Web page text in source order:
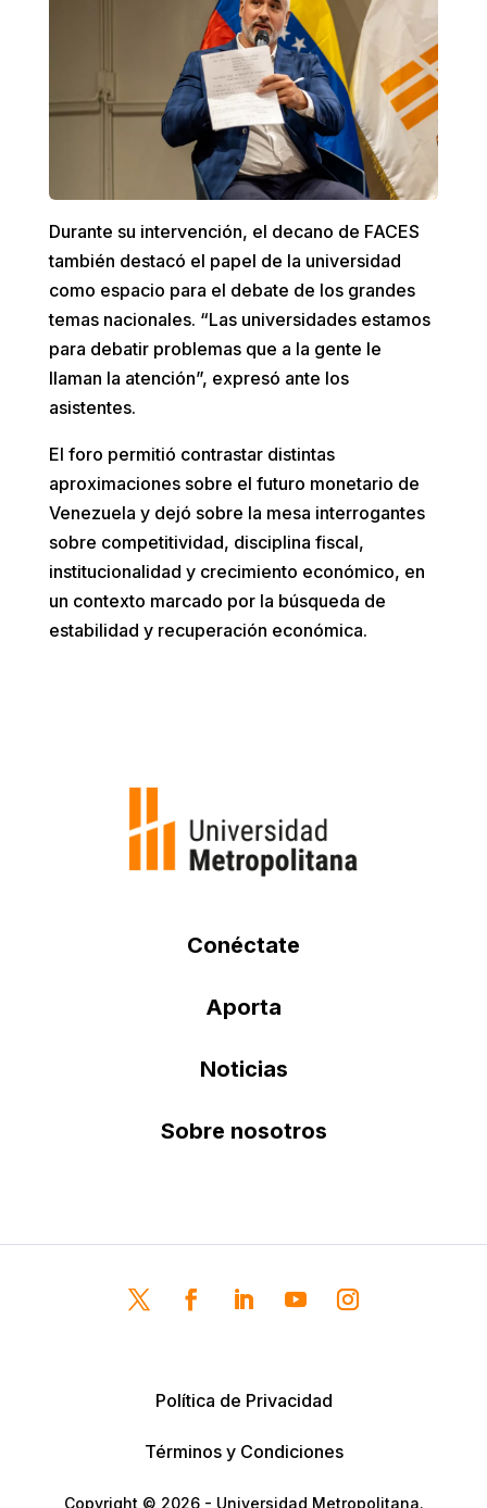
Durante su intervención, el decano de FACES
también destacó el papel de la universidad
como espacio para el debate de los grandes
temas nacionales. “Las universidades estamos
para debatir problemas que a la gente le
llaman la atención”, expresó ante los
asistentes.
El foro permitió contrastar distintas
aproximaciones sobre el futuro monetario de
Venezuela y dejó sobre la mesa interrogantes
sobre competitividad, disciplina fiscal,
institucionalidad y crecimiento económico, en
un contexto marcado por la búsqueda de
estabilidad y recuperación económica.
Conéctate
Aporta
Noticias
Sobre nosotros
Política de Privacidad
Términos y Condiciones
Copyright © 2026 - Universidad Metropolitana.